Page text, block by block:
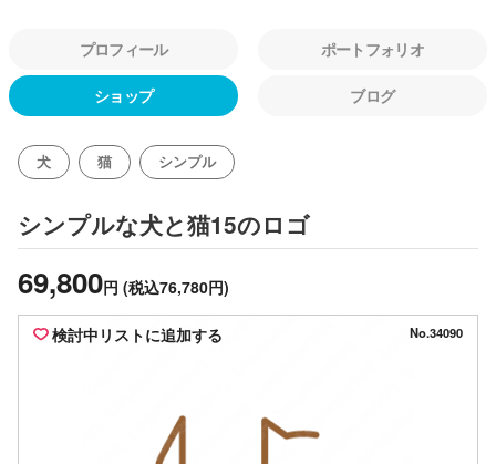
プロフィール ポートフォリオ
ショップ ブログ
犬 猫 シンプル
シンプルな犬と猫15のロゴ
69,800円 (税込76,780円)
検討中リストに追加する No.34090